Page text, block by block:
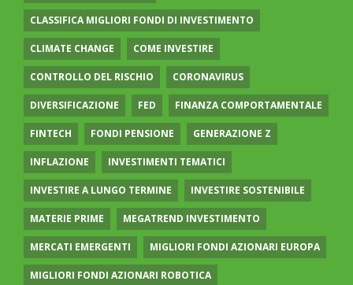
CLASSIFICA MIGLIORI FONDI DI INVESTIMENTO
CLIMATE CHANGE COME INVESTIRE
CONTROLLO DEL RISCHIO CORONAVIRUS
DIVERSIFICAZIONE FED FINANZA COMPORTAMENTALE
FINTECH FONDI PENSIONE GENERAZIONE Z
INFLAZIONE INVESTIMENTI TEMATICI
INVESTIRE A LUNGO TERMINE INVESTIRE SOSTENIBILE
MATERIE PRIME MEGATREND INVESTIMENTO
MERCATI EMERGENTI MIGLIORI FONDI AZIONARI EUROPA
MIGLIORI FONDI AZIONARI ROBOTICA